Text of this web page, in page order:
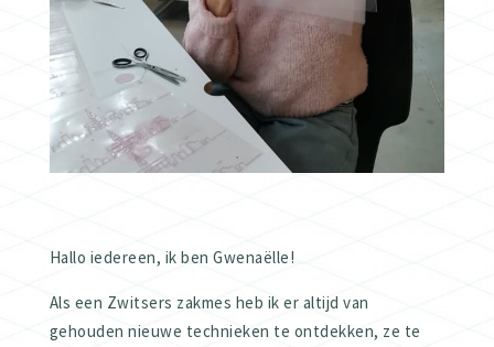
Hallo iedereen, ik ben Gwenaëlle!
Als een Zwitsers zakmes heb ik er altijd van
gehouden nieuwe technieken te ontdekken, ze te